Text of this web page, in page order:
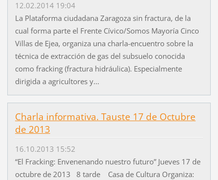
12.02.2014 19:04
La Plataforma ciudadana Zaragoza sin fractura, de la
cual forma parte el Frente Cívico/Somos Mayoría Cinco
Villas de Ejea, organiza una charla-encuentro sobre la
técnica de extracción de gas del subsuelo conocida
como fracking (fractura hidráulica). Especialmente
dirigida a agricultores y...
Charla informativa. Tauste 17 de Octubre
de 2013
16.10.2013 15:52
“El Fracking: Envenenando nuestro futuro” Jueves 17 de
octubre de 2013 8 tarde Casa de Cultura Organiza: